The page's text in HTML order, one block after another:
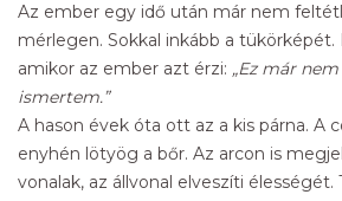
Az ember egy idő után már nem
mérlegen. Sokkal inkább a tükörképét.
amikor az ember azt érzi: „Ez már
ismertem.”
A hason évek óta ott az a kis párna. A
enyhén lötyög a bőr. Az arcon is
vonalak, az állvonal elveszíti élességét.